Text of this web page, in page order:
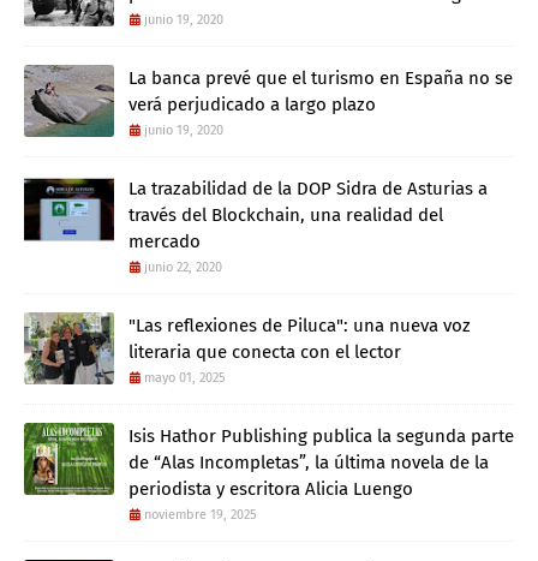
junio 19, 2020
La banca prevé que el turismo en España no se
verá perjudicado a largo plazo
junio 19, 2020
La trazabilidad de la DOP Sidra de Asturias a
través del Blockchain, una realidad del
mercado
junio 22, 2020
"Las reflexiones de Piluca": una nueva voz
literaria que conecta con el lector
mayo 01, 2025
Isis Hathor Publishing publica la segunda parte
de “Alas Incompletas”, la última novela de la
periodista y escritora Alicia Luengo
noviembre 19, 2025